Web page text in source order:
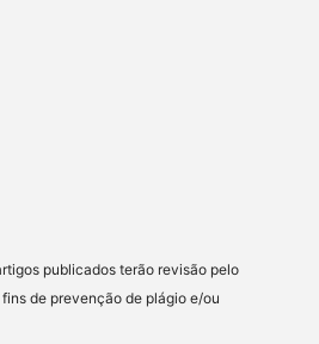
publicados terão revisão pelo
fins de prevenção de plágio e/ou